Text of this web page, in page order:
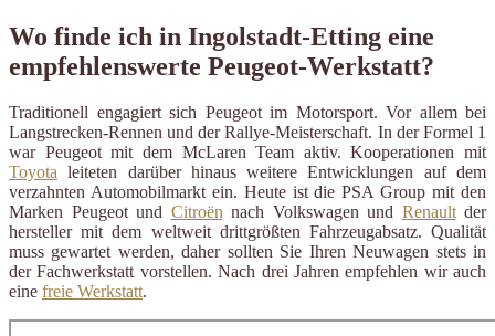
Wo finde ich in Ingolstadt-Etting eine
empfehlenswerte Peugeot-Werkstatt?
Traditionell engagiert sich Peugeot im Motorsport. Vor allem bei
Langstrecken-Rennen und der Rallye-Meisterschaft. In der Formel 1
war Peugeot mit dem McLaren Team aktiv. Kooperationen mit
Toyota leiteten darüber hinaus weitere Entwicklungen auf dem
verzahnten Automobilmarkt ein. Heute ist die PSA Group mit den
Marken Peugeot und Citroënnach Volkswagen und Renaultder
hersteller mit dem weltweit drittgrößten Fahrzeugabsatz. Qualität
muss gewartet werden, daher sollten Sie Ihren Neuwagen stets in
der Fachwerkstatt vorstellen. Nach drei Jahren empfehlen wir auch
eine freie Werkstatt.